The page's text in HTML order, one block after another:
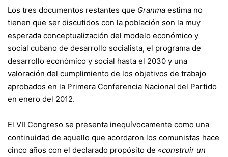
Los tres documentos restantes que Granma estima no
tienen que ser discutidos con la población son la muy
esperada conceptualización del modelo económico y
social cubano de desarrollo socialista, el programa de
desarrollo económico y social hasta el 2030 y una
valoración del cumplimiento de los objetivos de trabajo
aprobados en la Primera Conferencia Nacional del Partido
en enero del 2012.
El VII Congreso se presenta inequívocamente como una
continuidad de aquello que acordaron los comunistas hace
cinco años con el declarado propósito de «construir un